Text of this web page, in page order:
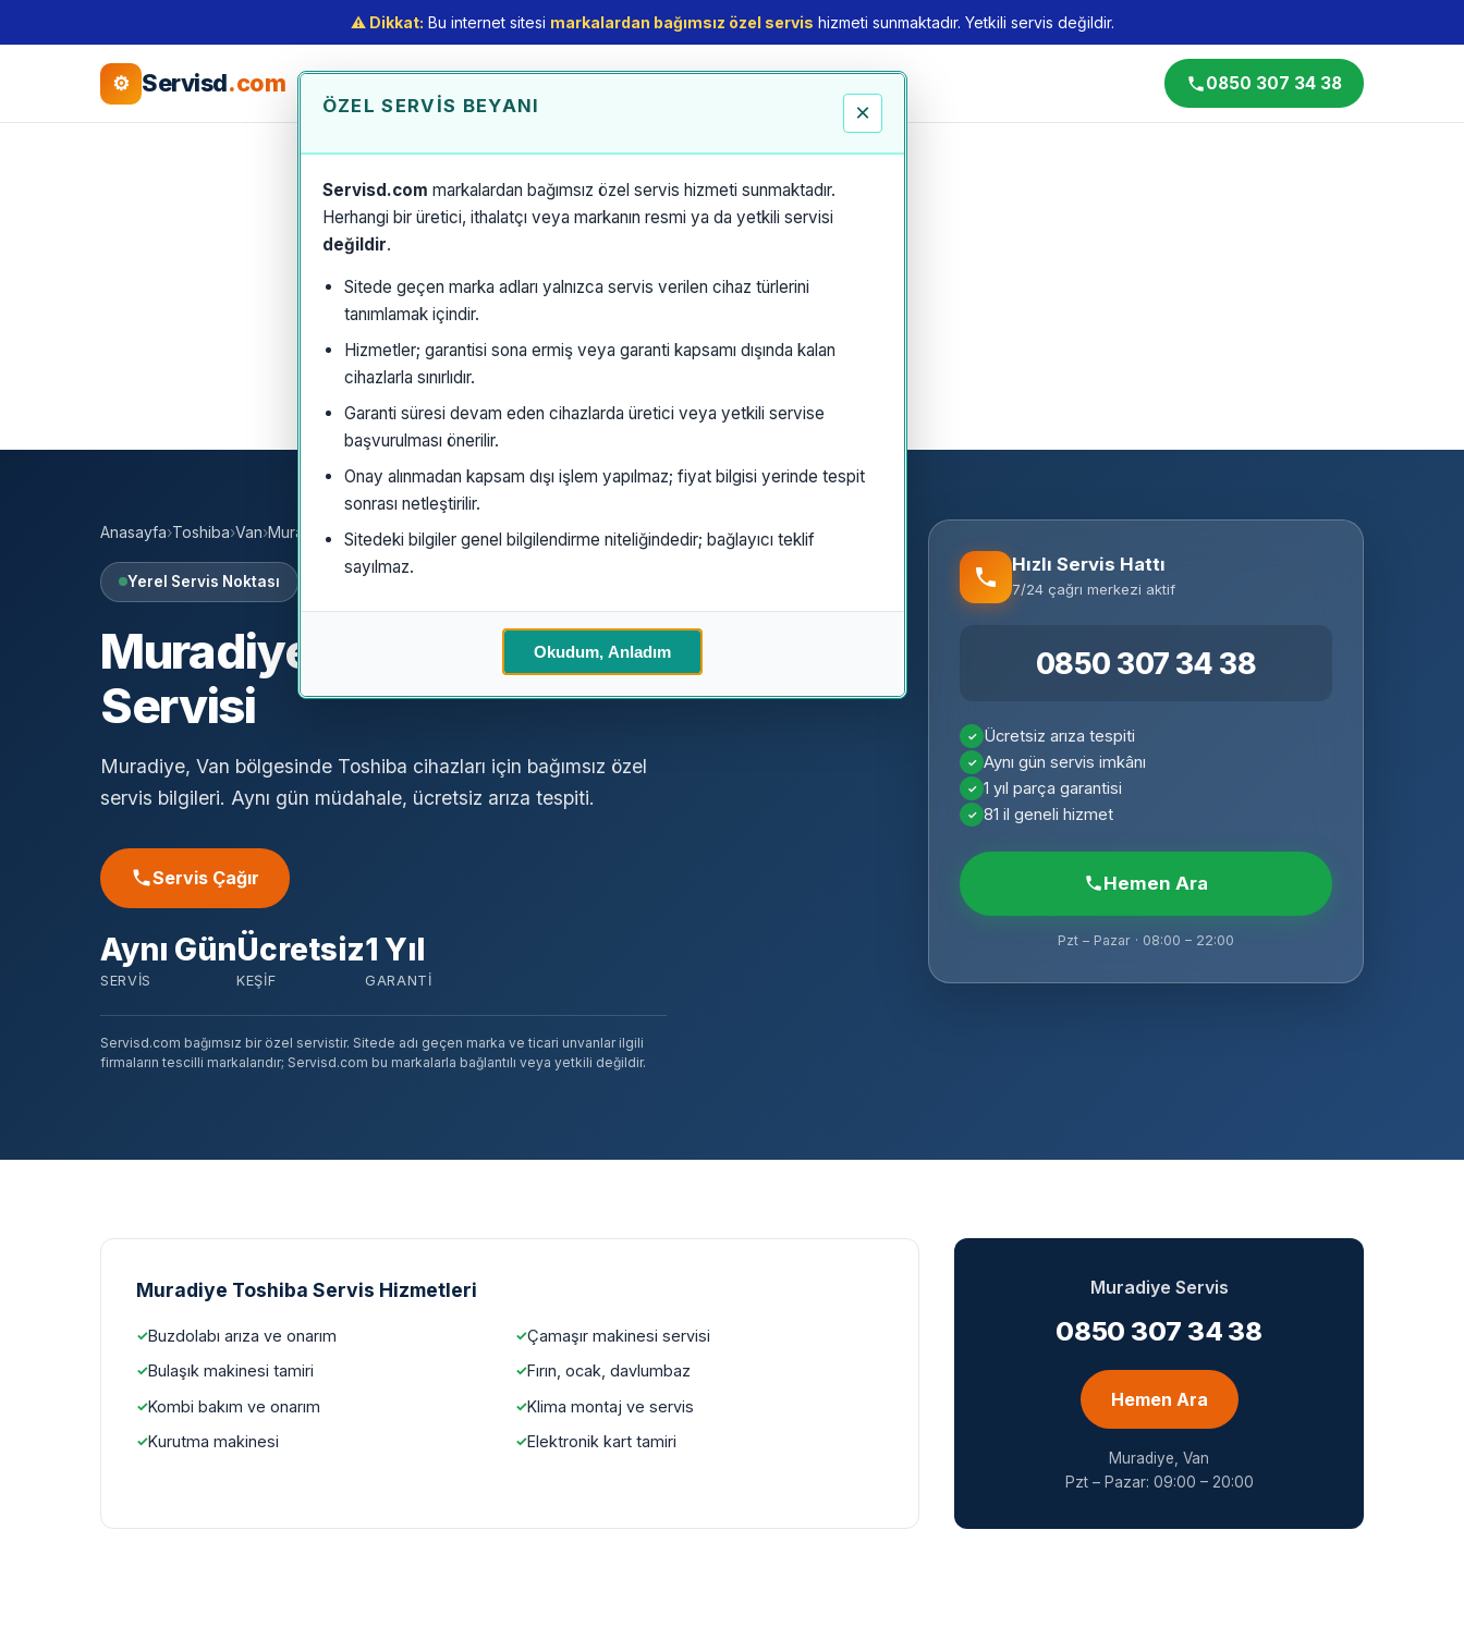
⚠️ Dikkat: Bu internet sitesi markalardan bağımsız özel servis hizmeti sunmaktadır. Yetkili servis değildir.
ÖZEL SERVIS BEYANI ×
Servisd.com markalardan bağımsız özel servis hizmeti sunmaktadır.
Herhangi bir üretici, ithalatçı veya markanın resmi ya da yetkili servisi
değildir.
Sitede geçen marka adları yalnızca servis verilen cihaz türlerini
tanımlamak içindir.
Hizmetler; garantisi sona ermiş veya garanti kapsamı dışında kalan
cihazlarla sınırlıdır.
Garanti süresi devam eden cihazlarda üretici veya yetkili servise
başvurulması önerilir.
Onay alınmadan kapsam dışı işlem yapılmaz; fiyat bilgisi yerinde tespit
sonrası netleştirilir.
Sitedeki bilgiler genel bilgilendirme niteliğindedir; bağlayıcı teklif
sayılmaz.
Okudum, Anladım
⚙ Servisd.com 0850 307 34 38
Anasayfa›Toshiba›Van›Muradiye
Yerel Servis Noktası
Muradiye
Özel
Servisi
Muradiye, Van bölgesinde Toshiba cihazları için bağımsız özel
servis bilgileri. Aynı gün müdahale, ücretsiz arıza tespiti.
Servis Çağır
Aynı Gün
SERVIS
Ücretsiz
KEŞIF
1 Yıl
GARANTI
Servisd.com bağımsız bir özel servistir. Sitede adı geçen marka ve ticari unvanlar ilgili
firmaların tescilli markalarıdır; Servisd.com bu markalarla bağlantılı veya yetkili değildir.
Hızlı Servis Hattı
7/24 çağrı merkezi aktif
0850 307 34 38
Ücretsiz arıza tespiti
Aynı gün servis imkânı
1 yıl parça garantisi
81 il geneli hizmet
Hemen Ara
Pzt – Pazar · 08:00 – 22:00
Muradiye Toshiba Servis Hizmetleri
Buzdolabı arıza ve onarım
Çamaşır makinesi servisi
Bulaşık makinesi tamiri
Fırın, ocak, davlumbaz
Kombi bakım ve onarım
Klima montaj ve servis
Kurutma makinesi
Elektronik kart tamiri
Muradiye Servis
0850 307 34 38
Hemen Ara
Muradiye, Van
Pzt – Pazar: 09:00 – 20:00